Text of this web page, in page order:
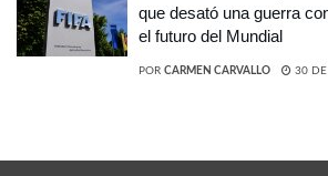
que desató una guerra
el futuro del Mundial
POR CARMEN CARVALLO 30